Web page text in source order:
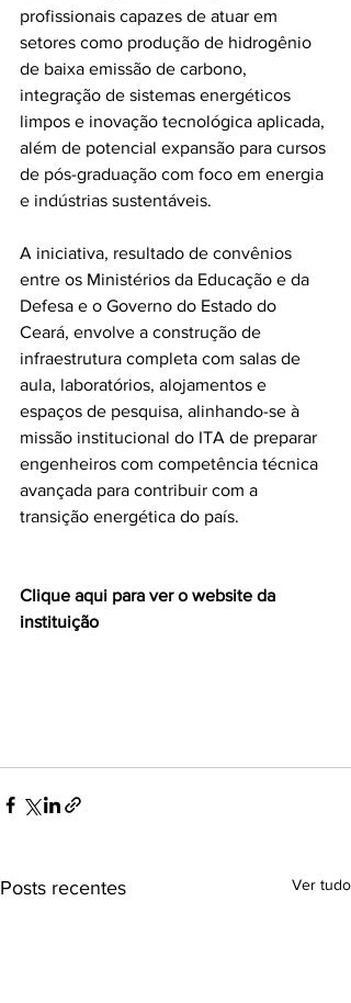
profissionais capazes de atuar em
setores como produção de hidrogênio
de baixa emissão de carbono,
integração de sistemas energéticos
limpos e inovação tecnológica aplicada,
além de potencial expansão para cursos
de pós-graduação com foco em energia
e indústrias sustentáveis.
A iniciativa, resultado de convênios
entre os Ministérios da Educação e da
Defesa e o Governo do Estado do
Ceará, envolve a construção de
infraestrutura completa com salas de
aula, laboratórios, alojamentos e
espaços de pesquisa, alinhando-se à
missão institucional do ITA de preparar
engenheiros com competência técnica
avançada para contribuir com a
transição energética do país.
Clique aqui para ver o website da
instituição
Posts recentes Ver tudo